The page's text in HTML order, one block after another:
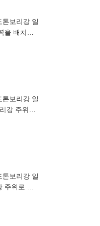
보리강 일
배치해
보리강 일
강 주위로
보리강 일
위로 차